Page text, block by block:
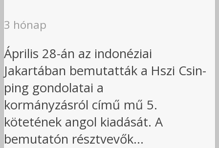
3 hónap
Április 28-án az indonéziai
Jakartában bemutatták a Hszi Csin-
ping gondolatai a
kormányzásról című mű 5.
kötetének angol kiadását. A
bemutatón résztvevők...